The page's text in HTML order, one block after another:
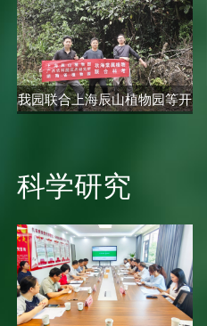
我园联合上海辰山植物园等开
科学研究